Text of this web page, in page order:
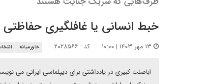
خبط انسانی یا غافلگیری حفاظتی
کد : ۲۰۲۸۵۶۶ خاورمیانه
اباصلت کبیری در یادداشتی برای دیپلماسی ایرانی می